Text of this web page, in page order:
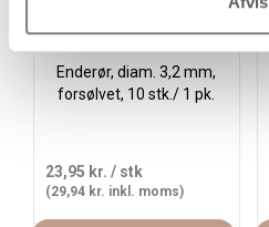
Enderør, diam. 3,2 mm,
forsølvet, 10 stk./ 1 pk.
23,95 kr. / stk
(29,94 kr. inkl. moms)